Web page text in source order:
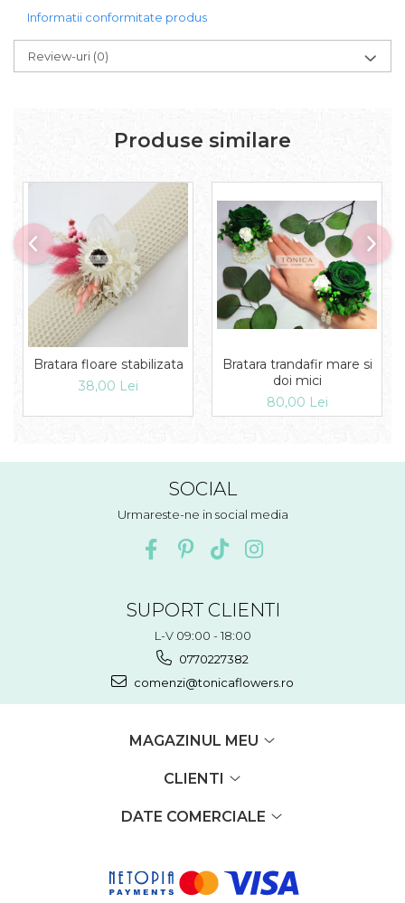
Informatii conformitate produs
Review-uri (0)
Produse similare
Bratara floare stabilizata
38,00 Lei
Bratara trandafir mare si
doi mici
80,00 Lei
SOCIAL
Urmareste-ne in social media
SUPORT CLIENTI
L-V 09:00 - 18:00
0770227382
comenzi@tonicaflowers.ro
MAGAZINUL MEU
CLIENTI
DATE COMERCIALE